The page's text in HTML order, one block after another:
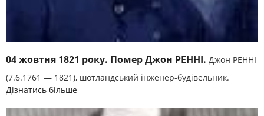
04 жовтня 1821 року. Помер Джон РЕННІ. Джон РЕННІ
(7.6.1761 — 1821), шотландський інженер-будівельник.
Дізнатись більше